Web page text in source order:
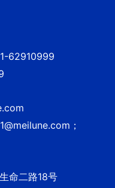
62910999
；
命二路18号